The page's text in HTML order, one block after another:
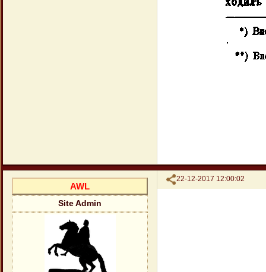
Поделиться
22-12-2017 12:00:02
AWL
Site Admin